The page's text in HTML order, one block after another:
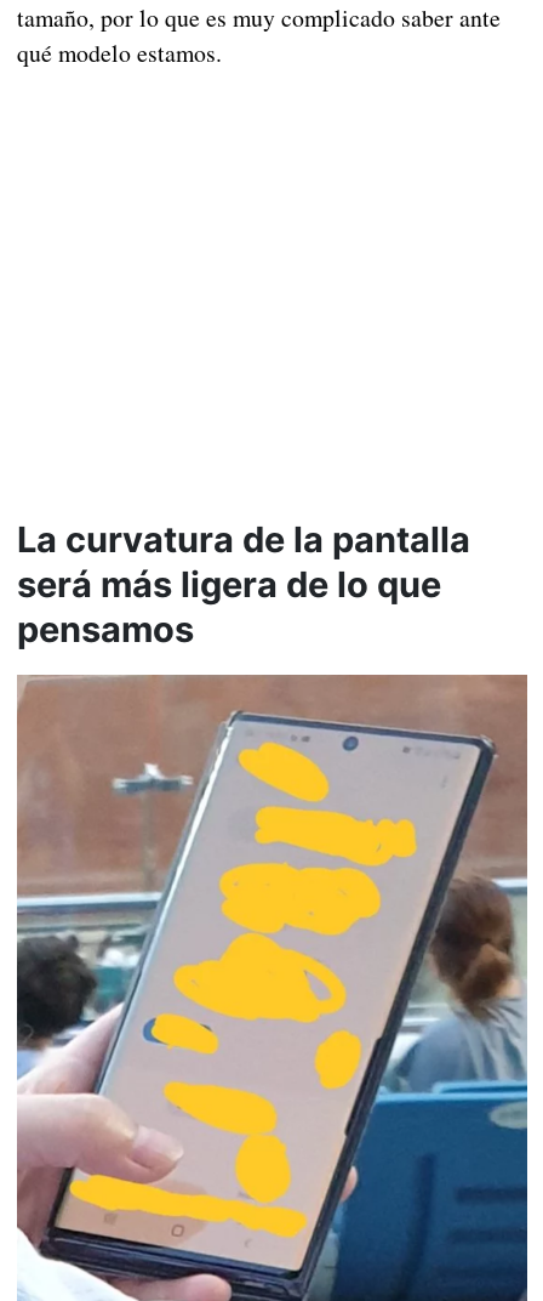
tamaño, por lo que es muy complicado saber ante
qué modelo estamos.
La curvatura de la pantalla
será más ligera de lo que
pensamos